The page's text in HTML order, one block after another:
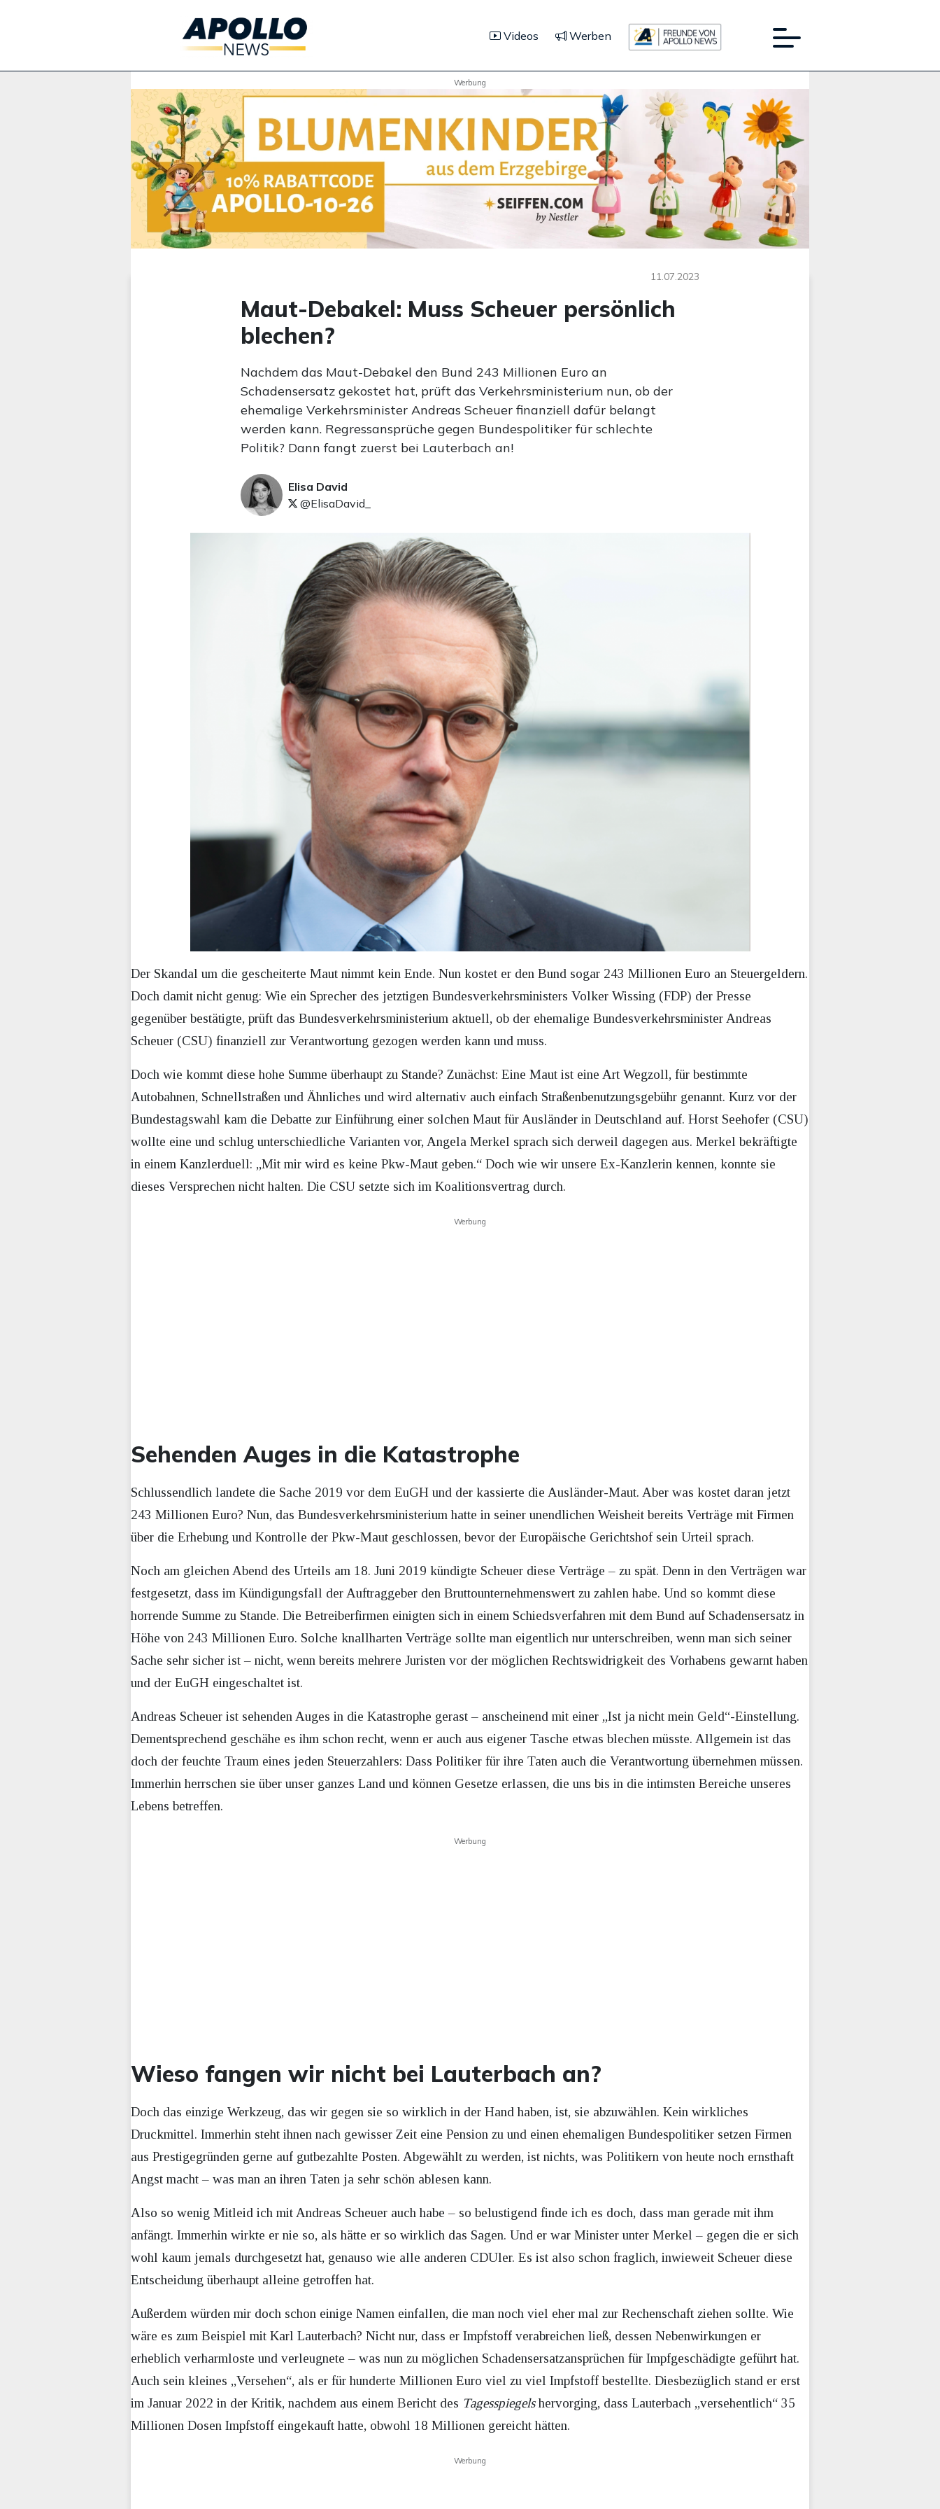
Videos Werben
Werbung
11.07.2023
Maut-Debakel: Muss Scheuer persönlich
blechen?
Nachdem das Maut-Debakel den Bund 243 Millionen Euro an
Schadensersatz gekostet hat, prüft das Verkehrsministerium nun, ob der
ehemalige Verkehrsminister Andreas Scheuer finanziell dafür belangt
werden kann. Regressansprüche gegen Bundespolitiker für schlechte
Politik? Dann fangt zuerst bei Lauterbach an!
Elisa David
@ElisaDavid_
Der Skandal um die gescheiterte Maut nimmt kein Ende. Nun kostet er den Bund sogar 243 Millionen Euro an Steuergeldern.
Doch damit nicht genug: Wie ein Sprecher des jetztigen Bundesverkehrsministers Volker Wissing (FDP) der Presse
gegenüber bestätigte, prüft das Bundesverkehrsministerium aktuell, ob der ehemalige Bundesverkehrsminister Andreas
Scheuer (CSU) finanziell zur Verantwortung gezogen werden kann und muss.
Doch wie kommt diese hohe Summe überhaupt zu Stande? Zunächst: Eine Maut ist eine Art Wegzoll, für bestimmte
Autobahnen, Schnellstraßen und Ähnliches und wird alternativ auch einfach Straßenbenutzungsgebühr genannt. Kurz vor der
Bundestagswahl kam die Debatte zur Einführung einer solchen Maut für Ausländer in Deutschland auf. Horst Seehofer (CSU)
wollte eine und schlug unterschiedliche Varianten vor, Angela Merkel sprach sich derweil dagegen aus. Merkel bekräftigte
in einem Kanzlerduell: „Mit mir wird es keine Pkw-Maut geben.“ Doch wie wir unsere Ex-Kanzlerin kennen, konnte sie
dieses Versprechen nicht halten. Die CSU setzte sich im Koalitionsvertrag durch.
Werbung
Sehenden Auges in die Katastrophe
Schlussendlich landete die Sache 2019 vor dem EuGH und der kassierte die Ausländer-Maut. Aber was kostet daran jetzt
243 Millionen Euro? Nun, das Bundesverkehrsministerium hatte in seiner unendlichen Weisheit bereits Verträge mit Firmen
über die Erhebung und Kontrolle der Pkw-Maut geschlossen, bevor der Europäische Gerichtshof sein Urteil sprach.
Noch am gleichen Abend des Urteils am 18. Juni 2019 kündigte Scheuer diese Verträge – zu spät. Denn in den Verträgen war
festgesetzt, dass im Kündigungsfall der Auftraggeber den Bruttounternehmenswert zu zahlen habe. Und so kommt diese
horrende Summe zu Stande. Die Betreiberfirmen einigten sich in einem Schiedsverfahren mit dem Bund auf Schadensersatz in
Höhe von 243 Millionen Euro. Solche knallharten Verträge sollte man eigentlich nur unterschreiben, wenn man sich seiner
Sache sehr sicher ist – nicht, wenn bereits mehrere Juristen vor der möglichen Rechtswidrigkeit des Vorhabens gewarnt haben
und der EuGH eingeschaltet ist.
Andreas Scheuer ist sehenden Auges in die Katastrophe gerast – anscheinend mit einer „Ist ja nicht mein Geld“-Einstellung.
Dementsprechend geschähe es ihm schon recht, wenn er auch aus eigener Tasche etwas blechen müsste. Allgemein ist das
doch der feuchte Traum eines jeden Steuerzahlers: Dass Politiker für ihre Taten auch die Verantwortung übernehmen müssen.
Immerhin herrschen sie über unser ganzes Land und können Gesetze erlassen, die uns bis in die intimsten Bereiche unseres
Lebens betreffen.
Werbung
Wieso fangen wir nicht bei Lauterbach an?
Doch das einzige Werkzeug, das wir gegen sie so wirklich in der Hand haben, ist, sie abzuwählen. Kein wirkliches
Druckmittel. Immerhin steht ihnen nach gewisser Zeit eine Pension zu und einen ehemaligen Bundespolitiker setzen Firmen
aus Prestigegründen gerne auf gutbezahlte Posten. Abgewählt zu werden, ist nichts, was Politikern von heute noch ernsthaft
Angst macht – was man an ihren Taten ja sehr schön ablesen kann.
Also so wenig Mitleid ich mit Andreas Scheuer auch habe – so belustigend finde ich es doch, dass man gerade mit ihm
anfängt. Immerhin wirkte er nie so, als hätte er so wirklich das Sagen. Und er war Minister unter Merkel – gegen die er sich
wohl kaum jemals durchgesetzt hat, genauso wie alle anderen CDUler. Es ist also schon fraglich, inwieweit Scheuer diese
Entscheidung überhaupt alleine getroffen hat.
Außerdem würden mir doch schon einige Namen einfallen, die man noch viel eher mal zur Rechenschaft ziehen sollte. Wie
wäre es zum Beispiel mit Karl Lauterbach? Nicht nur, dass er Impfstoff verabreichen ließ, dessen Nebenwirkungen er
erheblich verharmloste und verleugnete – was nun zu möglichen Schadensersatzansprüchen für Impfgeschädigte geführt hat.
Auch sein kleines „Versehen“, als er für hunderte Millionen Euro viel zu viel Impfstoff bestellte. Diesbezüglich stand er erst
im Januar 2022 in der Kritik, nachdem aus einem Bericht des Tagesspiegelshervorging, dass Lauterbach „versehentlich“ 35
Millionen Dosen Impfstoff eingekauft hatte, obwohl 18 Millionen gereicht hätten.
Werbung